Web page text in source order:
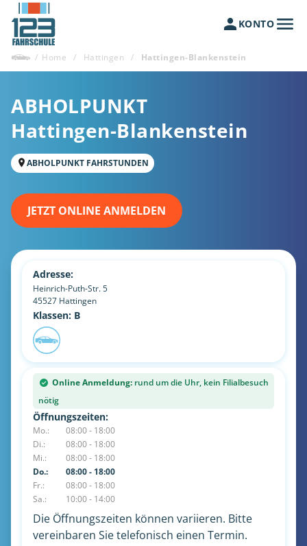
KONTO
/ Home / Hattingen / Hattingen-Blankenstein
ABHOLPUNKT
Hattingen-Blankenstein
ABHOLPUNKT FAHRSTUNDEN
JETZT ONLINE ANMELDEN
Adresse:
Heinrich-Puth-Str. 5
45527 Hattingen
Klassen: B
Online Anmeldung: rund um die Uhr, kein Filialbesuch
nötig
Öffnungszeiten:
Mo.:
08:00 - 18:00
Di.:
08:00 - 18:00
Mi.:
08:00 - 18:00
Do.:
08:00 - 18:00
Fr.:
08:00 - 18:00
Sa.:
10:00 - 14:00
Die Öffnungszeiten können variieren. Bitte
vereinbaren Sie telefonisch einen Termin.